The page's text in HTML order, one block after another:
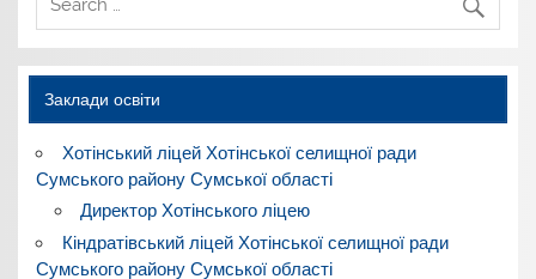
Заклади освіти
Хотінський ліцей Хотінської селищної ради
Сумського району Сумської області
Директор Хотінського ліцею
Кіндратівський ліцей Хотінської селищної ради
Сумського району Сумської області